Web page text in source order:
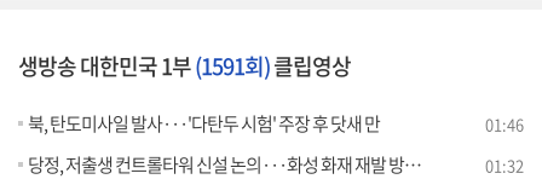
생방송 대한민국 1부(1591회)클립영상
북, 탄도미사일 발사···'다탄두 시험' 주장 후 닷새 만 01:46
당정, 저출생 컨트롤타워 신설 논의···화성 화재 재발 방지 대책 마련 01:32